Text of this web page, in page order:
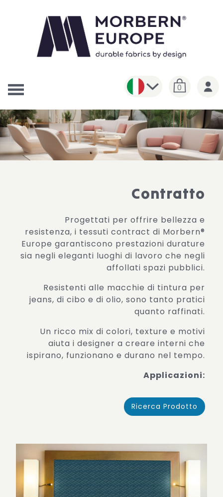
0
Contratto
Progettati per offrire bellezza e
resistenza, i tessuti contract di Morbern®
Europe garantiscono prestazioni durature
sia negli eleganti luoghi di lavoro che negli
affollati spazi pubblici.
Resistenti alle macchie di tintura per
jeans, di cibo e di olio, sono tanto pratici
quanto raffinati.
Un ricco mix di colori, texture e motivi
aiuta i designer a creare interni che
ispirano, funzionano e durano nel tempo.
Applicazioni:
Ricerca Prodotto